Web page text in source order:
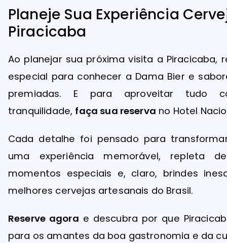
Planeje Sua Experiência
Piracicaba
Ao planejar sua próxima visita a Piracicaba,
especial para conhecer a Dama Bier e
premiadas. E para aproveitar tudo
tranquilidade, faça sua reserva no Hotel
Cada detalhe foi pensado para
uma experiência memorável, repleta
momentos especiais e, claro, brindes
melhores cervejas artesanais do Brasil.
Reserve agora e descubra por que
para os amantes da boa gastronomia e da